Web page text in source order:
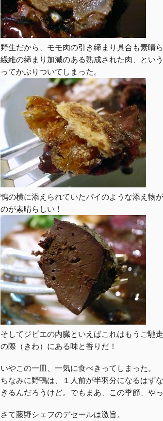
野生だから、モモ肉の引き締まり具合も素晴
繊維の締まり加減のある熟成された肉、とい
ってかぶりついてしまった。
鴨の横に添えられていたパイのような添え物
のが素晴らしい！
そしてジビエの内臓といえばこれはもうご馳
の際（きわ）にある味と香りだ！
いやこの一皿、一気に食べきってしまった。
ちなみに野鴨は、１人前が半羽分になるはず
きるんだろうけど。でもまあ、この季節、や
さて藤野シェフのデセールは激旨。